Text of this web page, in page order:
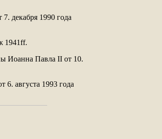
декабря 1990 года
1941ff.
Иоанна Павла II от 10.
августа 1993 года